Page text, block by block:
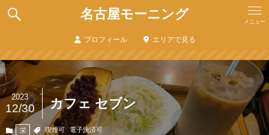
名古屋モーニング メニュー
プロフィール エリアで見る
カフェ セブン
2023
12/30
栄 喫煙可 電子決済可